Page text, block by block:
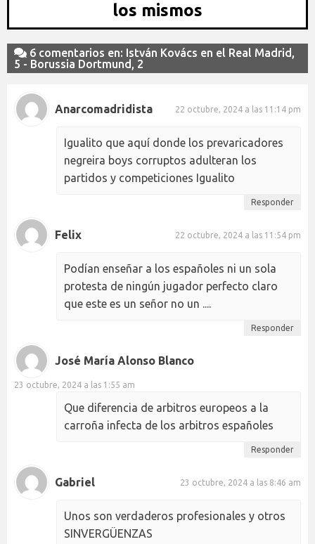
los mismos
6 comentarios en: István Kovács en el Real Madrid,
5 - Borussia Dortmund, 2
Anarcomadridista 22 octubre, 2024 a las 11:14 pm
Igualito que aquí donde los prevaricadores
negreira boys corruptos adulteran los
partidos y competiciones Igualito
Responder
Felix 22 octubre, 2024 a las 11:54 pm
Podían enseñar a los españoles ni un sola
protesta de ningún jugador perfecto claro
que este es un señor no un ....
Responder
José María Alonso Blanco
23 octubre, 2024 a las 1:55 am
Que diferencia de arbitros europeos a la
carroña infecta de los arbitros españoles
Responder
Gabriel 23 octubre, 2024 a las 8:46 am
Unos son verdaderos profesionales y otros
SINVERGÜENZAS